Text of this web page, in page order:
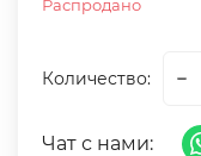
Распродано
Количество:
Чат с нами: